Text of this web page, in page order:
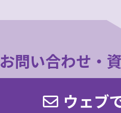
お問い合わせ・
ウェブ